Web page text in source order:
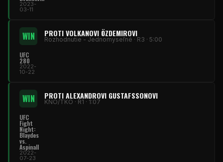
2023-
03-11
WIN PROTI VOLKANOVI ÖZDEMIROVI
Rozhodnutie - Jednomyseľné · R3 · 5:00
UFC
280
2022-
10-22
WIN PROTI ALEXANDROVI GUSTAFSSONOVI
KNO/TKO · R1 · 1:07
UFC
Fight
Night:
Blaydes
vs.
Aspinall
2022-
07-23